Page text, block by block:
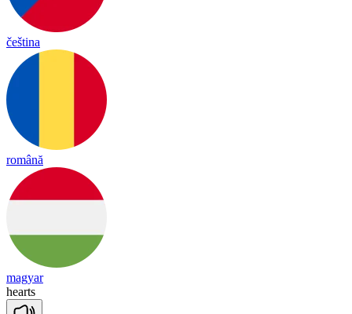
čeština
română
magyar
hearts